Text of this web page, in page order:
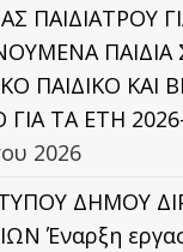
ΠΑΙΔΙΑΤΡΟΥ
ΠΑΙΔΙΑ
ΠΑΙΔΙΚΟ ΚΑΙ
ΤΑ ΕΤΗ
2026
ΔΗΜΟΥ
Έναρξη